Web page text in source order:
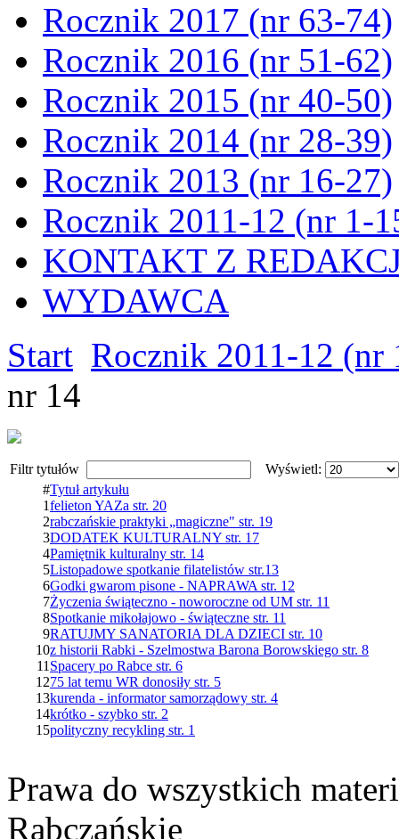
Rocznik 2017 (nr 63-74)
Rocznik 2016 (nr 51-62)
Rocznik 2015 (nr 40-50)
Rocznik 2014 (nr 28-39)
Rocznik 2013 (nr 16-27)
Rocznik 2011-12 (nr 1-
KONTAKT Z
WYDAWCA
Start Rocznik 2011-12 (nr
nr 14
Filtr tytułów
Wyświetl:
#Tytuł artykułu
1felieton YAZa str. 20
2rabczańskie praktyki „magiczne" str. 19
3DODATEK KULTURALNY str. 17
4Pamiętnik kulturalny str. 14
5Listopadowe spotkanie filatelistów str.13
6Godki gwarom pisone - NAPRAWA str. 12
7Życzenia świąteczno - noworoczne od UM str. 11
8Spotkanie mikołajowo - świąteczne str. 11
9RATUJMY SANATORIA DLA DZIECI str. 10
10z historii Rabki - Szelmostwa Barona Borowskiego str. 8
11 Spacery po Rabce str. 6
1275 lat temu WR donosiły str. 5
13kurenda - informator samorządowy str. 4
14krótko - szybko str. 2
15polityczny recykling str. 1
Prawa do wszystkich
Rabczańskie